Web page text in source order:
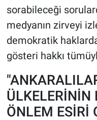
sorabileceği
medyanın zirveyi
demokratik
gösteri hakkı
ÜLKELERİNİN
ÖNLEM ESİRİ